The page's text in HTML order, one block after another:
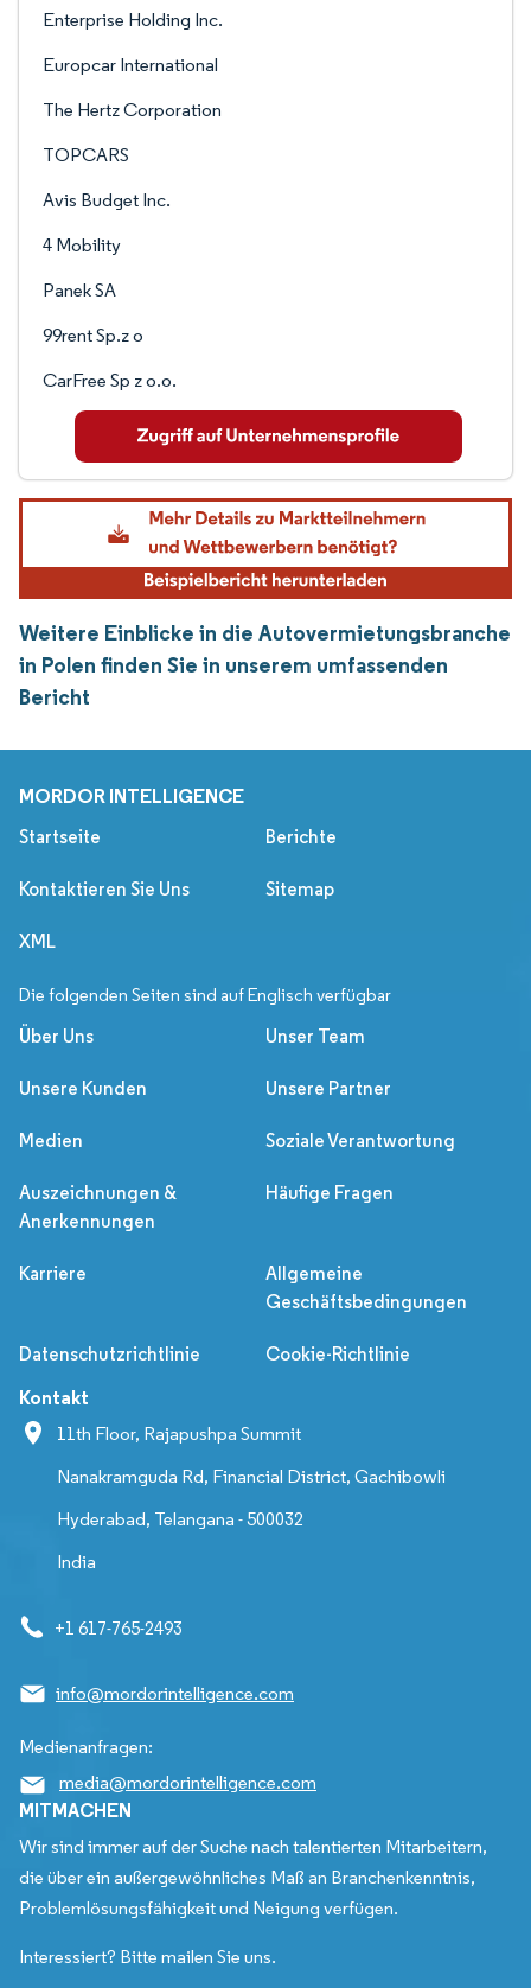
Enterprise Holding Inc.
Europcar International
The Hertz Corporation
TOPCARS
Avis Budget Inc.
4 Mobility
Panek SA
99rent Sp.z o
CarFree Sp z o.o.
Weitere Einblicke in die Autovermietungsbranche
in Polen finden Sie in unserem umfassenden
Bericht
MORDOR INTELLIGENCE
Startseite Berichte
Kontaktieren Sie Uns Sitemap
XML
Die folgenden Seiten sind auf Englisch verfügbar
Über Uns Unser Team
Unsere Kunden Unsere Partner
Medien Soziale Verantwortung
Auszeichnungen &
Anerkennungen
Häufige Fragen
Karriere
Allgemeine
Geschäftsbedingungen
Datenschutzrichtlinie Cookie-Richtlinie
Kontakt
11th Floor, Rajapushpa Summit
Nanakramguda Rd, Financial District, Gachibowli
Hyderabad, Telangana - 500032
India
+1 617-765-2493
info@mordorintelligence.com
Medienanfragen:
media@mordorintelligence.com
MITMACHEN
Wir sind immer auf der Suche nach talentierten Mitarbeitern,
die über ein außergewöhnliches Maß an Branchenkenntnis,
Problemlösungsfähigkeit und Neigung verfügen.
Interessiert? Bitte mailen Sie uns.